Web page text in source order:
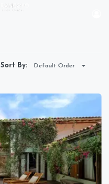
Sort By: Default Order